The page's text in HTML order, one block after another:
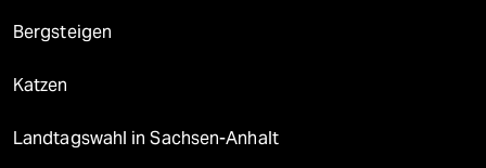
Bergsteigen
Katzen
Landtagswahl in Sachsen-Anhalt